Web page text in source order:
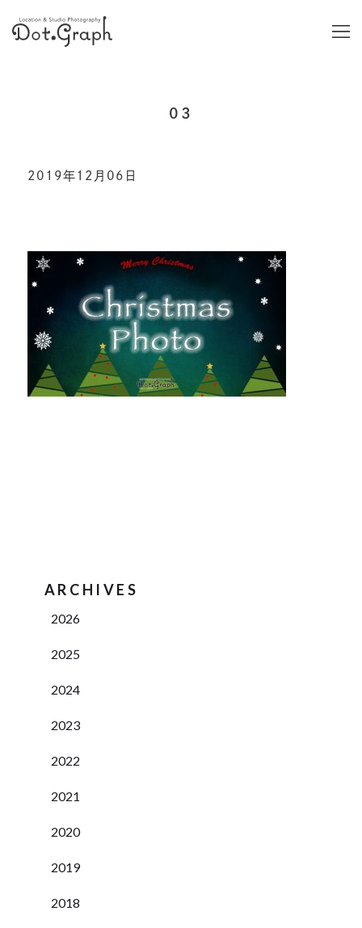
03
2019年12月06日
ARCHIVES
2026
2025
2024
2023
2022
2021
2020
2019
2018